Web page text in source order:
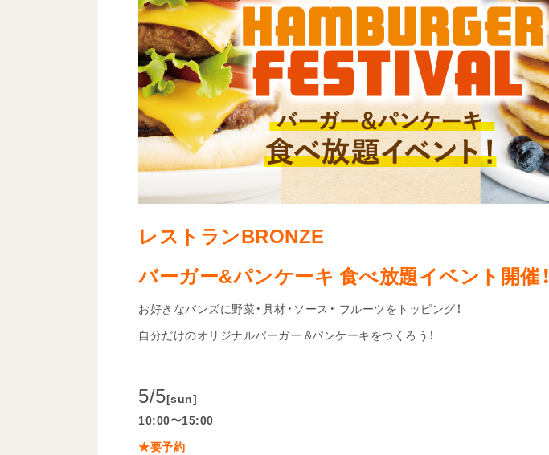
レストランBRONZE
バーガー&パンケーキ 食べ放題イベント開催！
お好きなバンズに野菜・具材・ソース・ フルーツをトッピング！
自分だけのオリジナルバーガー &パンケーキをつくろう！
5/5[sun]
10:00〜15:00
★要予約